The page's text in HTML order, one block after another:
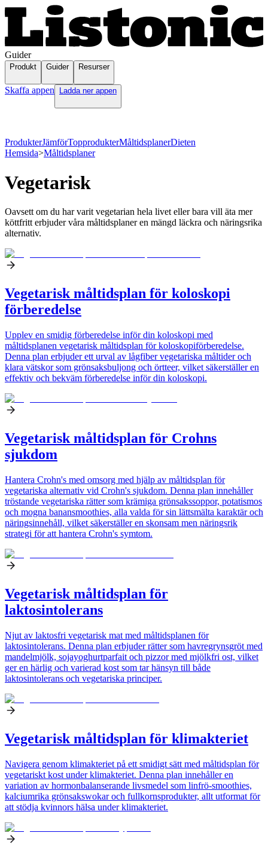
Guider
Produkt Guider Resurser
Skaffa appen Ladda ner appen
ProdukterJämförTopprodukterMåltidsplanerDieten
Hemsida>Måltidsplaner
Vegetarisk
Oavsett om du har varit vegetarian hela livet eller bara vill äta mer
köttfritt erbjuder våra måltidsplaner en mängd läckra och näringsrika
alternativ.
Vegetarisk måltidsplan för koloskopi
förberedelse
Upplev en smidig förberedelse inför din koloskopi med
måltidsplanen vegetarisk måltidsplan för koloskopiförberedelse.
Denna plan erbjuder ett urval av lågfiber vegetariska måltider och
klara vätskor som grönsaksbuljong och örtteer, vilket säkerställer en
effektiv och bekväm förberedelse inför din koloskopi.
Vegetarisk måltidsplan för Crohns
sjukdom
Hantera Crohn's med omsorg med hjälp av måltidsplan för
vegetariska alternativ vid Crohn's sjukdom. Denna plan innehåller
tröstande vegetariska rätter som krämiga grönsakssoppor, potatismos
och mogna banansmoothies, alla valda för sin lättsmälta karaktär och
näringsinnehåll, vilket säkerställer en skonsam men näringsrik
strategi för att hantera Crohn's symtom.
Vegetarisk måltidsplan för
laktosintolerans
Njut av laktosfri vegetarisk mat med måltidsplanen för
laktosintolerans. Denna plan erbjuder rätter som havregrynsgröt med
mandelmjölk, sojayoghurtparfait och pizzor med mjölkfri ost, vilket
ger en härlig och varierad kost som tar hänsyn till både
laktosintolerans och vegetariska principer.
Vegetarisk måltidsplan för klimakteriet
Navigera genom klimakteriet på ett smidigt sätt med måltidsplan för
vegetariskt kost under klimakteriet. Denna plan innehåller en
variation av hormonbalanserande livsmedel som linfrö-smoothies,
kalciumrika grönsakswokar och fullkornsprodukter, allt utformat för
att stödja kvinnors hälsa under klimakteriet.